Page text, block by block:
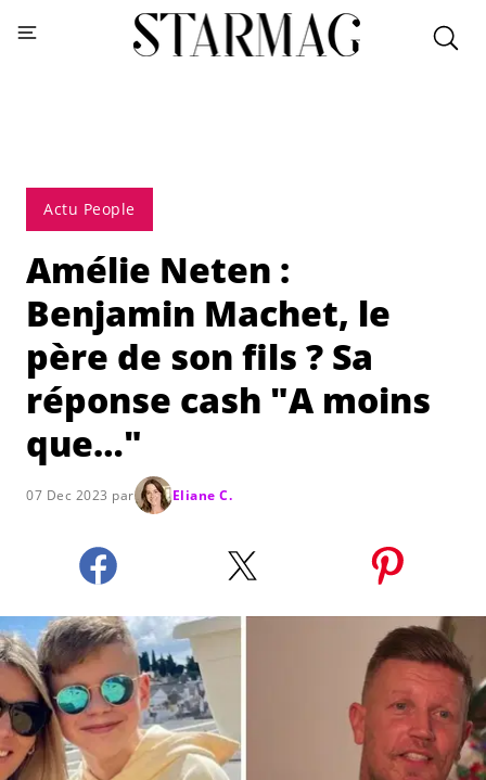
Actu People
Amélie Neten :
Benjamin Machet, le
père de son fils ? Sa
réponse cash "A moins
que…"
07 Dec 2023 par Eliane C.